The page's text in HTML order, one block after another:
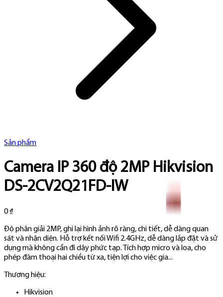
Sản phẩm
Camera IP 360 độ 2MP Hikvision
DS-2CV2Q21FD-IW
0 ₫
Độ phân giải 2MP, ghi lại hình ảnh rõ ràng, chi tiết, dễ dàng quan
sát và nhận diện. Hỗ trợ kết nối Wifi 2.4GHz, dễ dàng lắp đặt và sử
dụng mà không cần đi dây phức tạp. Tích hợp micro và loa, cho
phép đàm thoại hai chiều từ xa, tiện lợi cho việc gia...
Thương hiệu:
Hikvision